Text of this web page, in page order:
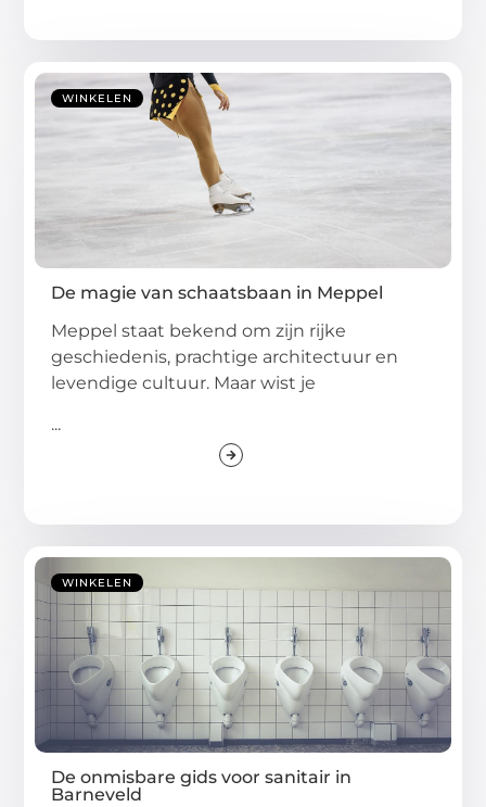
WINKELEN
De magie van schaatsbaan in Meppel
Meppel staat bekend om zijn rijke
geschiedenis, prachtige architectuur en
levendige cultuur. Maar wist je
...
WINKELEN
De onmisbare gids voor sanitair in
Barneveld